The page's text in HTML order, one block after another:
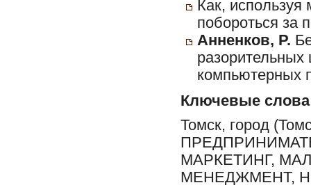
Как,
побороться за
Анненков, Р.
разорительных
компьютерных
Ключевые слова
Томск, город
МАРКЕТИНГ,
МЕНЕДЖМЕНТ,